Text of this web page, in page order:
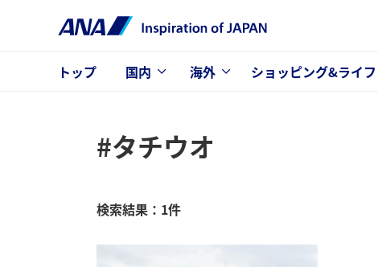
トップ 国内 海外 ショッピング&ライフ
#タチウオ
検索結果：1件